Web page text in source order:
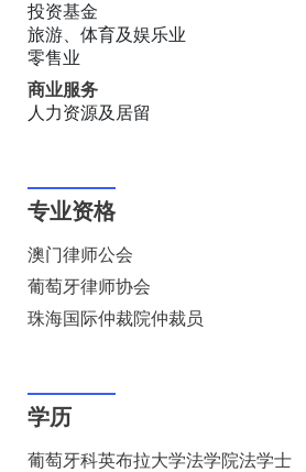
投资基金
旅游、体育及娱乐业
零售业
商业服务
人力资源及居留
专业资格
澳门律师公会
葡萄牙律师协会
珠海国际仲裁院仲裁员
学历
葡萄牙科英布拉大学法学院法学士